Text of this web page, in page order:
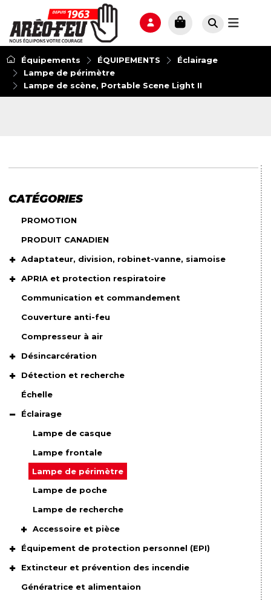
Équipements ÉQUIPEMENTS
Éclairage
Lampe de périmètre
Lampe de scène, Portable Scene Light II
CATÉGORIES
PROMOTION
PRODUIT CANADIEN
Adaptateur, division, robinet-vanne, siamoise
APRIA et protection respiratoire
Communication et commandement
Couverture anti-feu
Compresseur à air
Désincarcération
Détection et recherche
Échelle
Éclairage
Lampe de casque
Lampe frontale
Lampe de périmètre
Lampe de poche
Lampe de recherche
Accessoire et pièce
Équipement de protection personnel (EPI)
Extincteur et prévention des incendie
Génératrice et alimentaion